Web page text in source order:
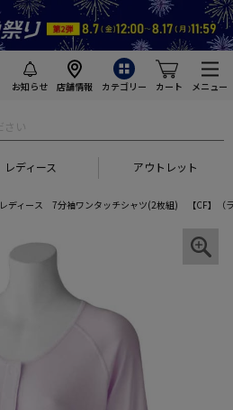
お知らせ 店舗情報 カテゴリー カート メニュー
レディース アウトレット
レディース 7分袖ワンタッチシャツ(2枚組) 【CF】（